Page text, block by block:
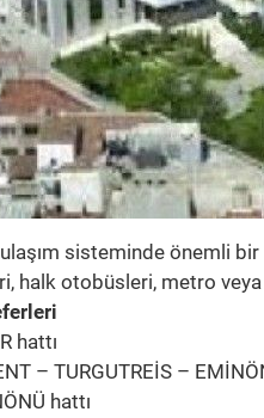
sisteminde önemli
halk otobüsleri, metro
hattı
– TURGUTREİS –
hattı